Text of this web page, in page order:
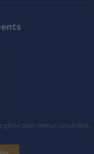
génie pour mieux construire,